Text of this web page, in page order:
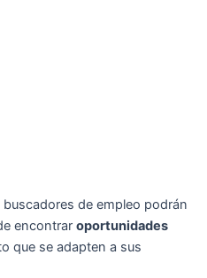
de empleo podrán
encontrar oportunidades
que se adapten a sus